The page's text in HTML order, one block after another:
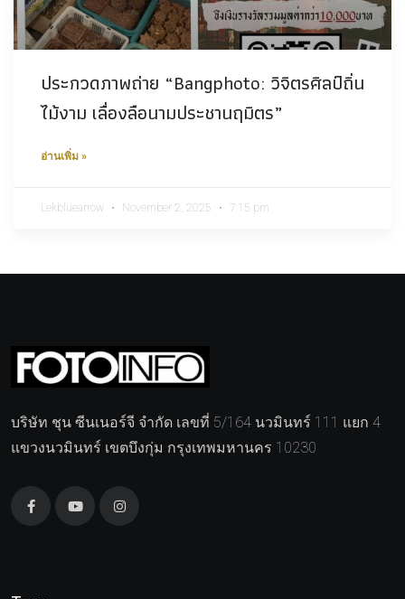
ประกวดภาพถ่าย “Bangphoto: วิจิตรศิลป์ถิ่น
ไม้งาม เลื่องลือนามประชานฤมิตร”
อ่านเพิ่ม »
Lekbluearrow November 2, 2025 7:15 pm
บริษัท ชุน ซีนเนอร์จี จำกัด เลขที่ 5/164 นวมินทร์ 111 แยก 4
แขวงนวมินทร์ เขตบึงกุ่ม กรุงเทพมหานคร 10230